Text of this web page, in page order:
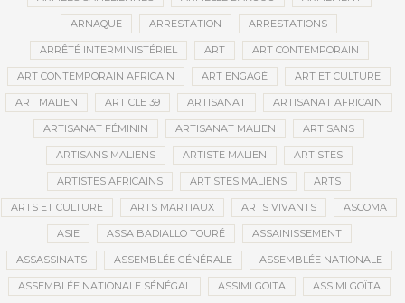
ARNAQUE ARRESTATION ARRESTATIONS
ARRÊTÉ INTERMINISTÉRIEL ART ART CONTEMPORAIN
ART CONTEMPORAIN AFRICAIN ART ENGAGÉ ART ET CULTURE
ART MALIEN ARTICLE 39 ARTISANAT ARTISANAT AFRICAIN
ARTISANAT FÉMININ ARTISANAT MALIEN ARTISANS
ARTISANS MALIENS ARTISTE MALIEN ARTISTES
ARTISTES AFRICAINS ARTISTES MALIENS ARTS
ARTS ET CULTURE ARTS MARTIAUX ARTS VIVANTS ASCOMA
ASIE ASSA BADIALLO TOURÉ ASSAINISSEMENT
ASSASSINATS ASSEMBLÉE GÉNÉRALE ASSEMBLÉE NATIONALE
ASSEMBLÉE NATIONALE SÉNÉGAL ASSIMI GOITA ASSIMI GOÏTA